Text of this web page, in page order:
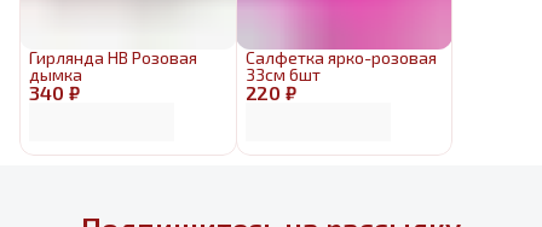
340 ₽
Гирлянда HB Розовая
дымка
220 ₽
Салфетка ярко-розовая
33см 6шт